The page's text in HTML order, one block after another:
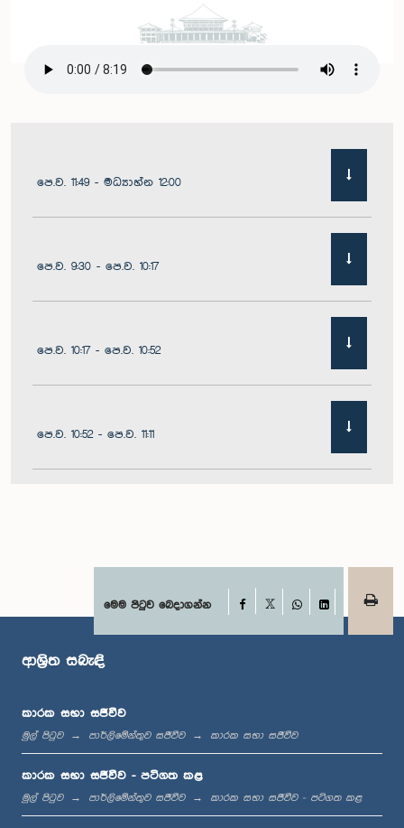
පෙ.ව. 11:49 - මධ්‍යාහ්න 12:00
පෙ.ව. 9:30 - පෙ.ව. 10:17
පෙ.ව. 10:17 - පෙ.ව. 10:52
පෙ.ව. 10:52 - පෙ.ව. 11:11
පෙ.ව. 11:30 - පෙ.ව. 11:40
මධ්‍යාහ්න 12:00 - ප.ව. 12:05
මෙම පිටුව බෙදාගන්න Facebook
WhatsApp
LinkedIn
ආශ්‍රිත සබැඳි
කාරක සභා සජීවීව
මුල් පිටුව පාර්ලිමේන්තුව සජීවීව කාරක සභා සජීවීව
කාරක සභා සජීවීව - පටිගත කළ
මුල් පිටුව පාර්ලිමේන්තුව සජීවීව කාරක සභා සජීවීව - පටිගත කළ